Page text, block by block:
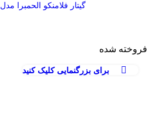
گیتار فلامنکو الحمبرا مدل 3F
فروخته شده
برای بزرگنمایی کلیک کنید